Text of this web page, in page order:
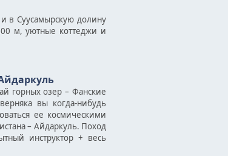
в Суусамырскую долину
м, уютные коттеджи и
горных озер – Фанские
вы когда-нибудь
ее космическими
– Айдаркуль. Поход
инструктор + весь